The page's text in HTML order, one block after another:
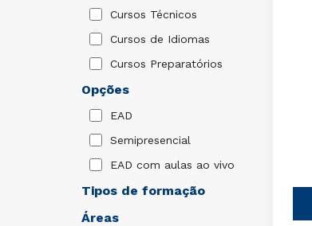
Cursos Técnicos
Cursos de Idiomas
Cursos Preparatórios
Opções
EAD
Semipresencial
EAD com aulas ao vivo
Tipos de formação
Áreas